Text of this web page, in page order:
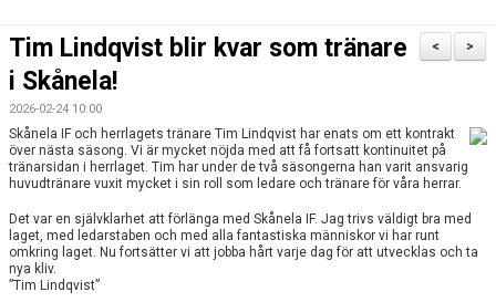
TRUPPEN
PERSONLIGA PARTNERS
BILDGALLERI
DOKUMENT
KONTAKT
>
<
Tim Lindqvist blir kvar som tränare
i Skånela!
2026-02-24 10:00
Skånela IF och herrlagets tränare Tim Lindqvist har enats om ett kontrakt
över nästa säsong. Vi är mycket nöjda med att få fortsatt kontinuitet på
tränarsidan i herrlaget. Tim har under de två säsongerna han varit ansvarig
huvudtränare vuxit mycket i sin roll som ledare och tränare för våra herrar.
Det var en självklarhet att förlänga med Skånela IF. Jag trivs väldigt bra med
laget, med ledarstaben och med alla fantastiska människor vi har runt
omkring laget. Nu fortsätter vi att jobba hårt varje dag för att utvecklas och ta
nya kliv.
”Tim Lindqvist”